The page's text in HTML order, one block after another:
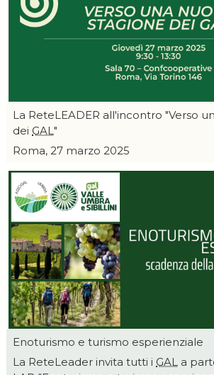
La ReteLEADER all'incontro "Verso
dei GAL"
Roma, 27 marzo 2025
Enoturismo e turismo esperienziale
La ReteLeader invita tutti i GAL a